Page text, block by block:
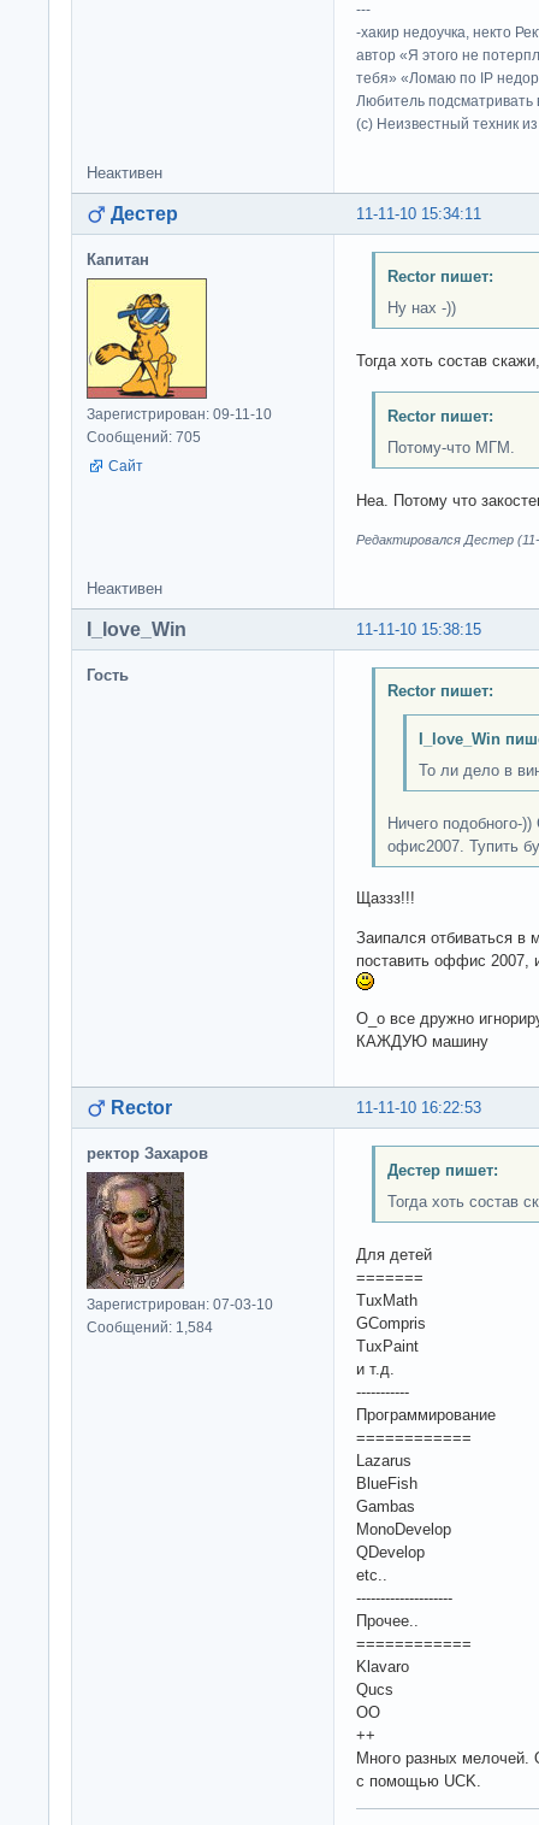
---
-хакир недоучка, некто
автор «Я этого не
тебя» «Ломаю по IP
Любитель подсматривать
(c) Неизвестный техник
Неактивен
11-11-10 15:34:11
Дестер
Капитан
Зарегистрирован: 09-11-10
Сообщений: 705
Сайт
Rector пишет:
Ну нах -))
Тогда хоть состав
Rector пишет:
Потому-что МГМ.
Неа. Потому что
Редактировался Дестер
Неактивен
11-11-10 15:38:15
I_love_Win
Гость
Rector пишет:
I_love_Win
То ли дело в
Ничего подобного-
офис2007. Тупить
Щаззз!!!
Заипался отбиваться в
поставить оффис 2007,
О_о все дружно
КАЖДУЮ машину
11-11-10 16:22:53
Rector
ректор Захаров
Зарегистрирован: 07-03-10
Сообщений: 1,584
Дестер пишет:
Тогда хоть состав
Для детей
=======
TuxMath
GCompris
TuxPaint
и т.д.
-----------
Программирование
============
Lazarus
BlueFish
Gambas
MonoDevelop
QDevelop
etc..
--------------------
Прочее..
============
Klavaro
Qucs
OO
++
Много разных мелочей.
с помощью UCK.